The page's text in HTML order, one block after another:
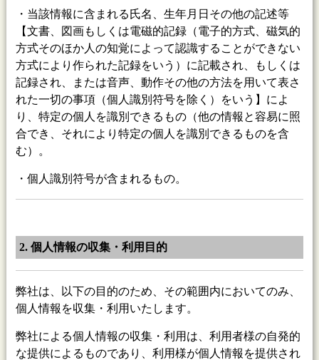
・当該情報に含まれる氏名、生年月日その他の記述等
【文書、図画もしくは電磁的記録（電子的方式、磁気的
方式そのほか人の知覚によって認識することができない
方式により作られた記録をいう）に記載され、もしくは
記録され、または音声、動作その他の方法を用いて表さ
れた一切の事項（個人識別符号を除く）をいう】によ
り、特定の個人を識別できるもの（他の情報と容易に照
合でき、それにより特定の個人を識別できるものを含
む）。
・個人識別符号が含まれるもの。
2. 個人情報の収集・利用目的
弊社は、以下の目的のため、その範囲内においてのみ、
個人情報を収集・利用いたします。
弊社による個人情報の収集・利用は、利用者様の自発的
な提供によるものであり、利用様が個人情報を提供され